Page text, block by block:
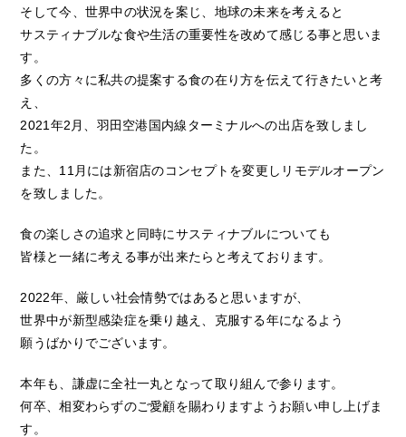
そして今、世界中の状況を案じ、地球の未来を考えると
サスティナブルな食や生活の重要性を改めて感じる事と思いま
す。
多くの方々に私共の提案する食の在り方を伝えて行きたいと考
え、
2021年2月、羽田空港国内線ターミナルへの出店を致しまし
た。
また、11月には新宿店のコンセプトを変更しリモデルオープン
を致しました。
食の楽しさの追求と同時にサスティナブルについても
皆様と一緒に考える事が出来たらと考えております。
2022年、厳しい社会情勢ではあると思いますが、
世界中が新型感染症を乗り越え、克服する年になるよう
願うばかりでございます。
本年も、謙虚に全社一丸となって取り組んで参ります。
何卒、相変わらずのご愛顧を賜わりますようお願い申し上げま
す。